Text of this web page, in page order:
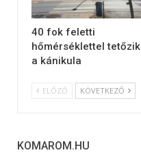
40 fok feletti
hőmérséklettel tetőzik
a kánikula
ELŐZŐ KÖVETKEZŐ
KOMAROM.HU